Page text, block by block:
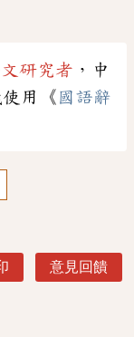
研究者 ，中
用《 國語辭
意見回饋